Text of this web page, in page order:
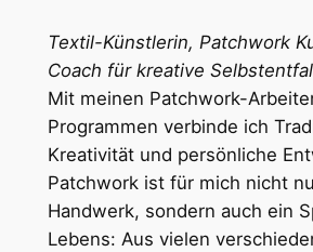
Textil-Künstlerin, Patchwork
Coach für kreative
Mit meinen Patchwork-
Programmen verbinde ich
Kreativität und persönliche
Patchwork ist für mich nicht
Handwerk, sondern auch ein
Lebens: Aus vielen